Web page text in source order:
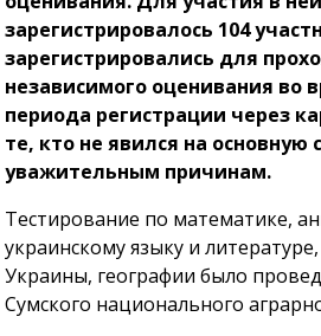
зарегистрировалось 104
зарегистрировались для
независимого оценивания во
периода регистрации через
те, кто не явился на основную
уважительным причинам.
Тестирование по математике,
украинскому языку и
Украины, географии было
Сумского национального